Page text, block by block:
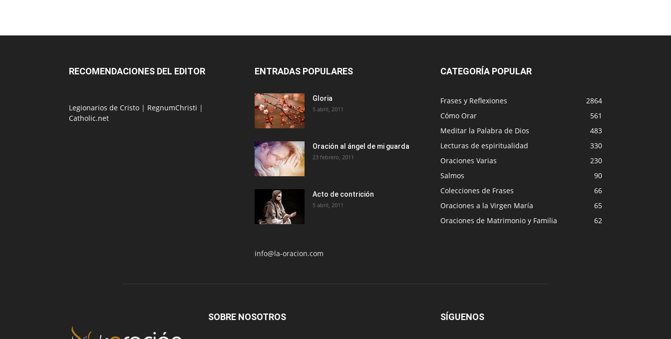
RECOMENDACIONES DEL EDITOR
Legionarios de Cristo | RegnumChristi |
Catholic.net
ENTRADAS POPULARES
Gloria
5 abril, 2011
Oración al ángel de mi guarda
23 febrero, 2011
Acto de contrición
5 abril, 2011
info@la-oracion.com
CATEGORÍA POPULAR
Frases y Reflexiones
2864
Cómo Orar
561
Meditar la Palabra de Dios
483
Lecturas de espiritualidad
330
Oraciones Varias
230
Salmos
90
Colecciones de Frases
66
Oraciones a la Virgen María
65
Oraciones de Matrimonio y Familia
62
SOBRE NOSOTROS SÍGUENOS